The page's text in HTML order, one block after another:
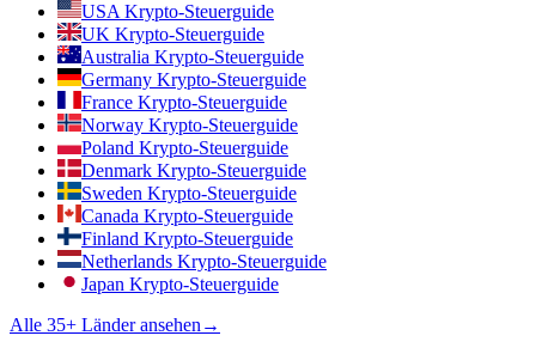
USA Krypto-Steuerguide
UK Krypto-Steuerguide
Australia Krypto-Steuerguide
Germany Krypto-Steuerguide
France Krypto-Steuerguide
Norway Krypto-Steuerguide
Poland Krypto-Steuerguide
Denmark Krypto-Steuerguide
Sweden Krypto-Steuerguide
Canada Krypto-Steuerguide
Finland Krypto-Steuerguide
Netherlands Krypto-Steuerguide
Japan Krypto-Steuerguide
Alle 35+ Länder ansehen →